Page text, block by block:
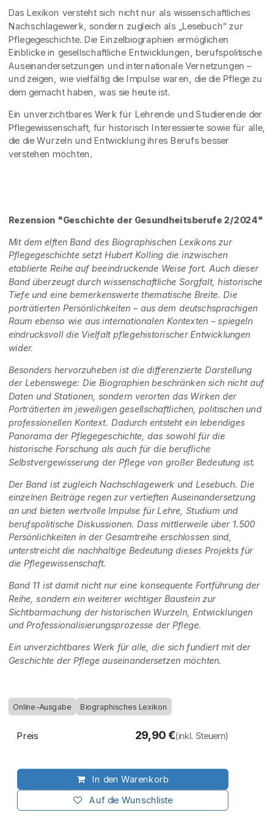
Das Lexikon versteht sich nicht nur als wissenschaftliches
Nachschlagewerk, sondern zugleich als „Lesebuch“ zur
Pflegegeschichte. Die Einzelbiographien ermöglichen
Einblicke in gesellschaftliche Entwicklungen, berufspolitische
Auseinandersetzungen und internationale Vernetzungen –
und zeigen, wie vielfältig die Impulse waren, die die Pflege zu
dem gemacht haben, was sie heute ist.
Ein unverzichtbares Werk für Lehrende und Studierende der
Pflegewissenschaft, für historisch Interessierte sowie für alle,
die die Wurzeln und Entwicklung ihres Berufs besser
verstehen möchten.
Rezension "Geschichte der Gesundheitsberufe 2/2024"
Mit dem elften Band des Biographischen Lexikons zur
Pflegegeschichte setzt Hubert Kolling die inzwischen
etablierte Reihe auf beeindruckende Weise fort. Auch dieser
Band überzeugt durch wissenschaftliche Sorgfalt, historische
Tiefe und eine bemerkenswerte thematische Breite. Die
porträtierten Persönlichkeiten – aus dem deutschsprachigen
Raum ebenso wie aus internationalen Kontexten – spiegeln
eindrucksvoll die Vielfalt pflegehistorischer Entwicklungen
wider.
Besonders hervorzuheben ist die differenzierte Darstellung
der Lebenswege: Die Biographien beschränken sich nicht auf
Daten und Stationen, sondern verorten das Wirken der
Porträtierten im jeweiligen gesellschaftlichen, politischen und
professionellen Kontext. Dadurch entsteht ein lebendiges
Panorama der Pflegegeschichte, das sowohl für die
historische Forschung als auch für die berufliche
Selbstvergewisserung der Pflege von großer Bedeutung ist.
Der Band ist zugleich Nachschlagewerk und Lesebuch. Die
einzelnen Beiträge regen zur vertieften Auseinandersetzung
an und bieten wertvolle Impulse für Lehre, Studium und
berufspolitische Diskussionen. Dass mittlerweile über 1.500
Persönlichkeiten in der Gesamtreihe erschlossen sind,
unterstreicht die nachhaltige Bedeutung dieses Projekts für
die Pflegewissenschaft.
Band 11 ist damit nicht nur eine konsequente Fortführung der
Reihe, sondern ein weiterer wichtiger Baustein zur
Sichtbarmachung der historischen Wurzeln, Entwicklungen
und Professionalisierungsprozesse der Pflege.
Ein unverzichtbares Werk für alle, die sich fundiert mit der
Geschichte der Pflege auseinandersetzen möchten.
Online-Ausgabe Biographisches Lexikon
In den Warenkorb
Auf die Wunschliste
Preis 29,90€(inkl. Steuern)